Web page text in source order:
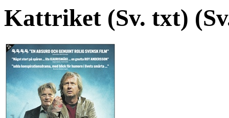
Kattriket (Sv. txt)